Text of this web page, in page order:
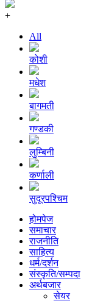
+
All
कोशी
मधेश
बागमती
गण्डकी
लुम्बिनी
कर्णाली
सुदूरपश्चिम
होमपेज
समाचार
राजनीति
साहित्य
धर्म/दर्शन
संस्कृति/सम्पदा
अर्थबजार
सेयर